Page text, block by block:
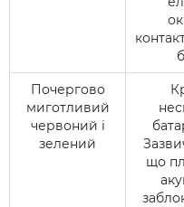
Почергово
миготливий
червоний і
зелений
що